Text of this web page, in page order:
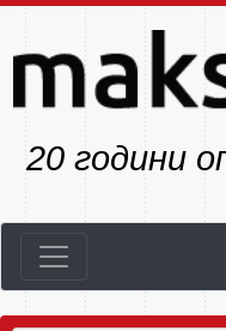
22 години